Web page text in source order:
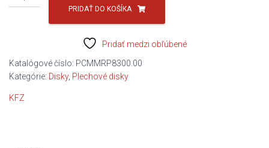
PLDISK
5/160/65
/9118/
PRIDAŤ DO KOŠÍKA
Pridať medzi obľúbené
Katalógové číslo: PCMMRP8300.00
Kategórie: Disky, Plechové disky
KFZ